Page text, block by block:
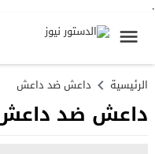
.
الرئيسية داعش ضد داعش
داعش ضد